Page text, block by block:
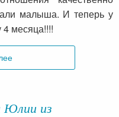
малыша. И теперь у
4 месяца!!!!
Юлии из